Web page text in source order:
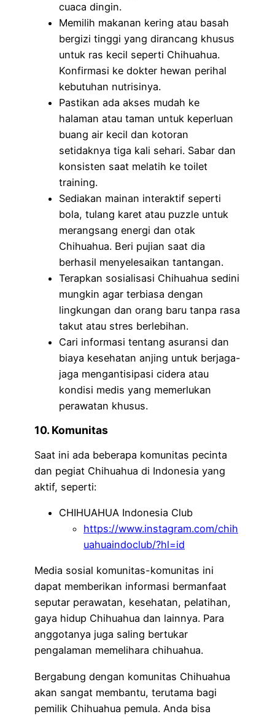
cuaca dingin.
Memilih makanan kering atau basah
bergizi tinggi yang dirancang khusus
untuk ras kecil seperti Chihuahua.
Konfirmasi ke dokter hewan perihal
kebutuhan nutrisinya.
Pastikan ada akses mudah ke
halaman atau taman untuk keperluan
buang air kecil dan kotoran
setidaknya tiga kali sehari. Sabar dan
konsisten saat melatih ke toilet
training.
Sediakan mainan interaktif seperti
bola, tulang karet atau puzzle untuk
merangsang energi dan otak
Chihuahua. Beri pujian saat dia
berhasil menyelesaikan tantangan.
Terapkan sosialisasi Chihuahua sedini
mungkin agar terbiasa dengan
lingkungan dan orang baru tanpa rasa
takut atau stres berlebihan.
Cari informasi tentang asuransi dan
biaya kesehatan anjing untuk berjaga-
jaga mengantisipasi cidera atau
kondisi medis yang memerlukan
perawatan khusus.
10. Komunitas
Saat ini ada beberapa komunitas pecinta
dan pegiat Chihuahua di Indonesia yang
aktif, seperti:
CHIHUAHUA Indonesia Club
https://www.instagram.com/chih
uahuaindoclub/?hl=id
Media sosial komunitas-komunitas ini
dapat memberikan informasi bermanfaat
seputar perawatan, kesehatan, pelatihan,
gaya hidup Chihuahua dan lainnya. Para
anggotanya juga saling bertukar
pengalaman memelihara chihuahua.
Bergabung dengan komunitas Chihuahua
akan sangat membantu, terutama bagi
pemilik Chihuahua pemula. Anda bisa